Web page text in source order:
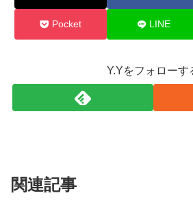
Pocket LINE
Y.Yをフォローす
関連記事